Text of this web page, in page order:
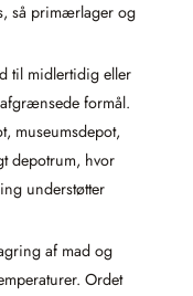
så primærlager og
til midlertidig eller
formål.
museumsdepot,
depotrum, hvor
understøtter
af mad og
Ordet